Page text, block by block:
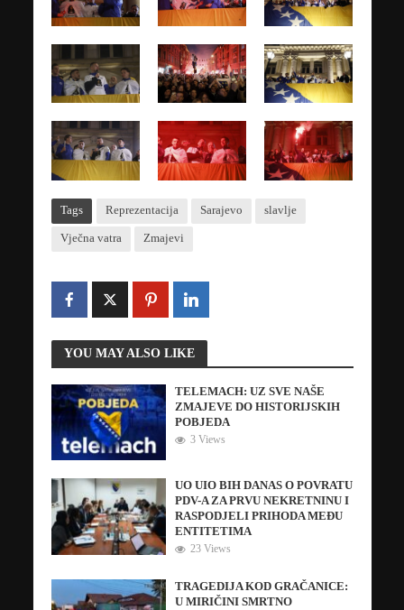
Tags Reprezentacija Sarajevo slavlje
Vječna vatra Zmajevi
YOU MAY ALSO LIKE
TELEMACH: UZ SVE NAŠE
ZMAJEVE DO HISTORIJSKIH
POBJEDA
3 Views
UO UIO BIH DANAS O POVRATU
PDV-A ZA PRVU NEKRETNINU I
RASPODJELI PRIHODA MEĐU
ENTITETIMA
23 Views
TRAGEDIJA KOD GRAČANICE:
U MIRIČINI SMRTNO